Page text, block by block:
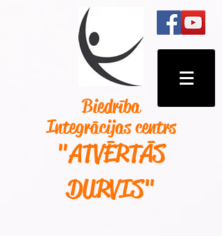
Biedrība
Integrācijas centrs
"ATVĒRTĀS
DURVIS"